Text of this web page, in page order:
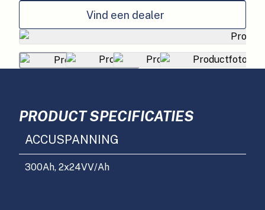
Vind een dealer
PRODUCT SPECIFICATIES
ACCUSPANNING
300Ah, 2x24VV/Ah